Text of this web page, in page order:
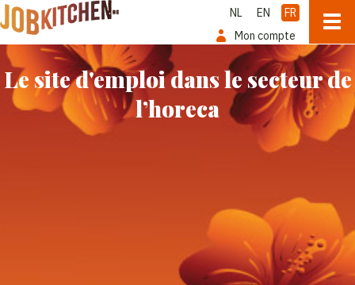
NL EN
FR
Mon compte
Le site d'emploi dans le secteur de
l’horeca